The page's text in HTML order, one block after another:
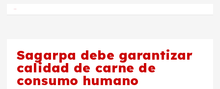
Sagarpa debe garantizar
calidad de carne de
consumo humano